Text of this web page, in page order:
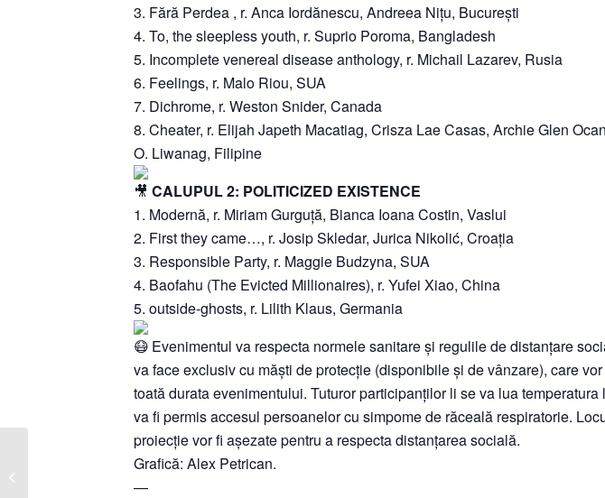
3. Fără Perdea , r. Anca Iordănescu, Andreea Nițu, București
4. To, the sleepless youth, r. Suprio Poroma, Bangladesh
5. Incomplete venereal disease anthology, r. Michail Lazarev, Rusia
6. Feelings, r. Malo Riou, SUA
7. Dichrome, r. Weston Snider, Canada
8. Cheater, r. Elijah Japeth Macatiag, Crisza Lae Casas, Archie Glen
O. Liwanag, Filipine
CALUPUL 2: POLITICIZED EXISTENCE
1. Modernă, r. Miriam Gurguță, Bianca Ioana Costin, Vaslui
2. First they came…, r. Josip Skledar, Jurica Nikolić, Croația
3. Responsible Party, r. Maggie Budzyna, SUA
4. Baofahu (The Evicted Millionaires), r. Yufei Xiao, China
5. outside-ghosts, r. Lilith Klaus, Germania
Evenimentul va respecta normele sanitare și regulile de distanțare
va face exclusiv cu măști de protecție (disponibile și de vânzare), care
toată durata evenimentului. Tuturor participanților li se va lua temperatura
va fi permis accesul persoanelor cu simpome de răceală respiratorie.
proiecție vor fi așezate pentru a respecta distanțarea socială.
Grafică: Alex Petrican.
—
Expoziție și proiecție